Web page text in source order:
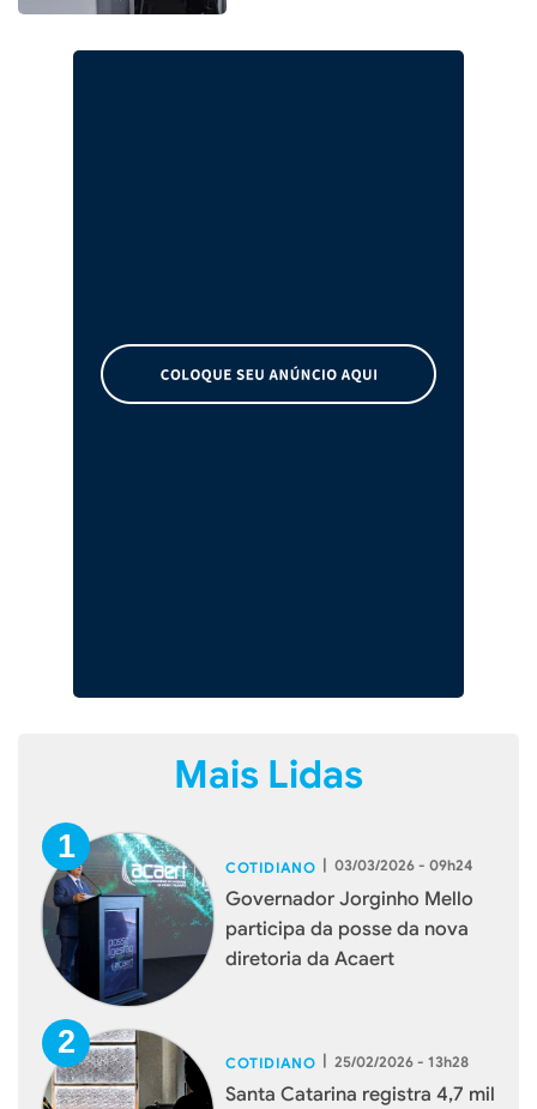
Mais Lidas
COTIDIANO | 03/03/2026 - 09h24
Governador Jorginho Mello
participa da posse da nova
diretoria da Acaert
COTIDIANO | 25/02/2026 - 13h28
Santa Catarina registra 4,7 mil